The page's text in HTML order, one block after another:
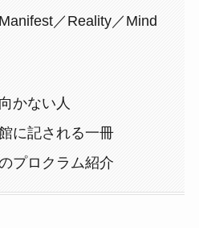
／Reality／Mind
かない人
に記される一冊
プロクラム紹介